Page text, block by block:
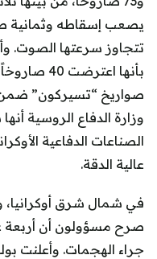
يصعب إسقاطه وثمانية
تتجاوز سرعتها الصوت.
صواريخ “تسيركون” ضمن
وزارة الدفاع الروسية
الصناعات الدفاعية
عالية الدقة.
في شمال شرق أوكرانيا،
صرح مسؤولون أن أربعة
جراء الهجمات. وأعلنت